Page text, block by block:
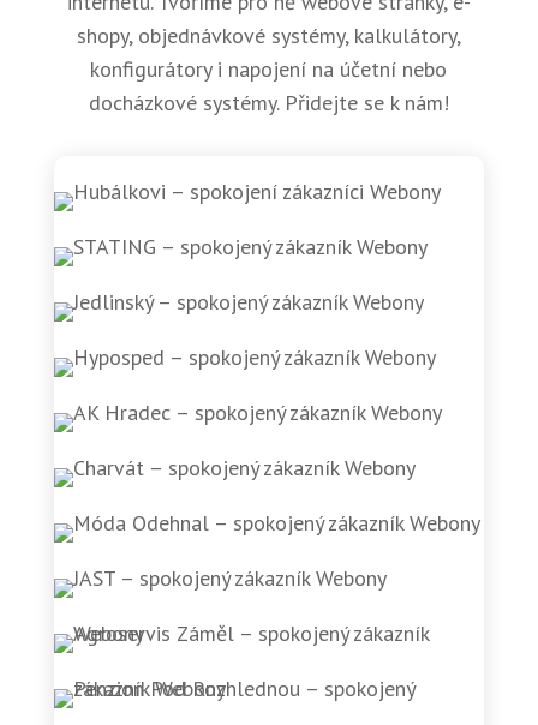
shopy, objednávkové systémy, kalkulátory,
konfigurátory i napojení na účetní nebo
docházkové systémy. Přidejte se k nám!